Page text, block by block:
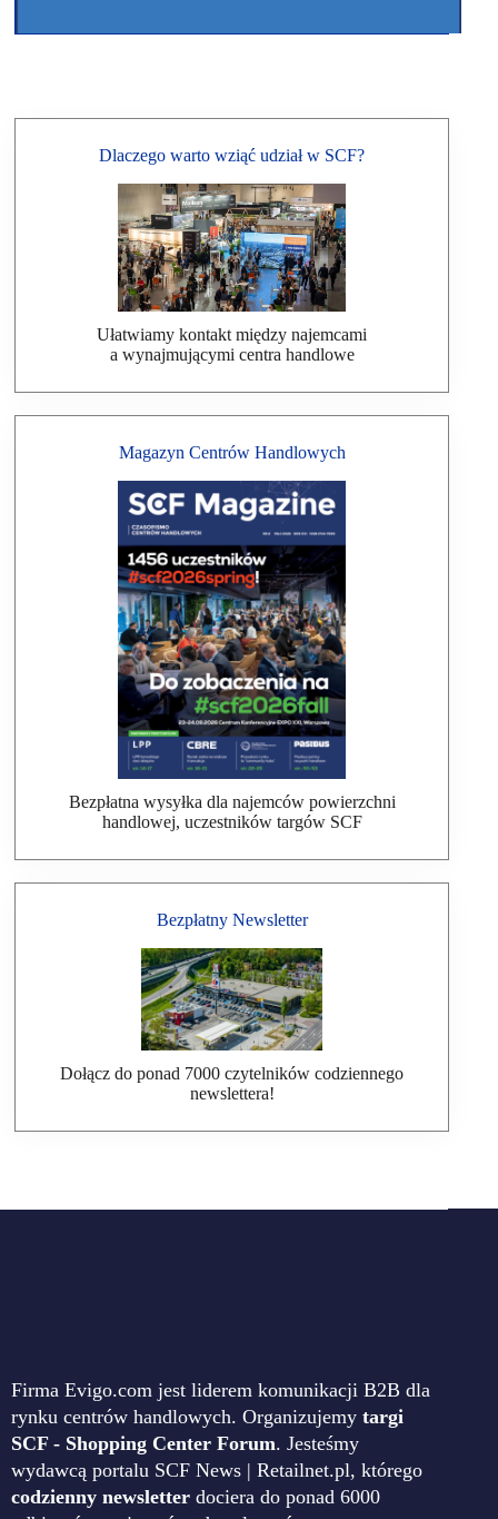
Dlaczego warto wziąć udział w SCF?
Ułatwiamy kontakt między najemcami
a wynajmującymi centra handlowe
Magazyn Centrów Handlowych
Bezpłatna wysyłka dla najemców powierzchni
handlowej, uczestników targów SCF
Bezpłatny Newsletter
Dołącz do ponad 7000 czytelników codziennego
newslettera!
Firma Evigo.com jest liderem komunikacji B2B dla
rynku centrów handlowych. Organizujemy targi
SCF - Shopping Center Forum. Jesteśmy
wydawcą portalu SCF News | Retailnet.pl, którego
codzienny newsletter dociera do ponad 6000